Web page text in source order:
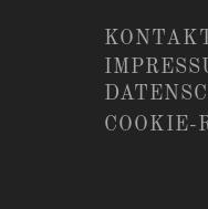
IMPRESSUM &